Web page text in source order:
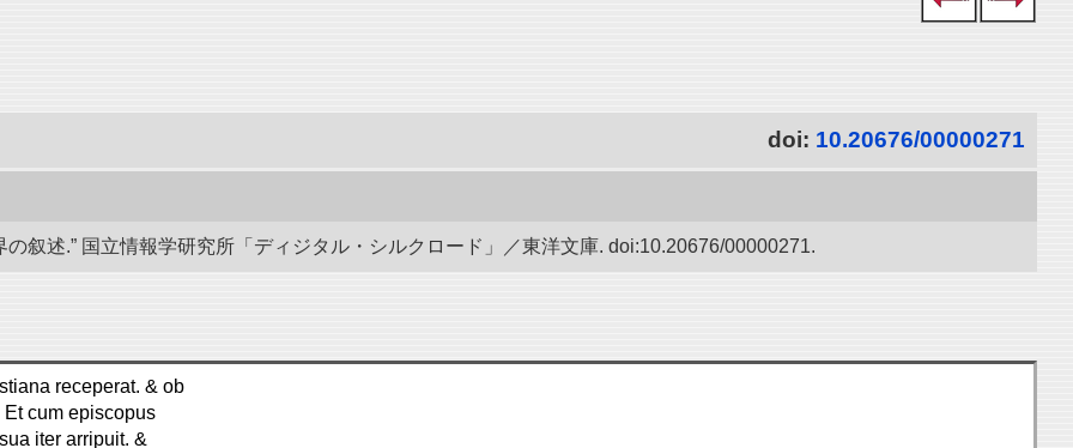
doi: 10.20676/00000271
叙述.” 国立情報学研究所「ディジタル・シルクロード」／東洋文庫. doi:10.20676/00000271.
receperat. & ob
cum episcopus
iter arripuit. &